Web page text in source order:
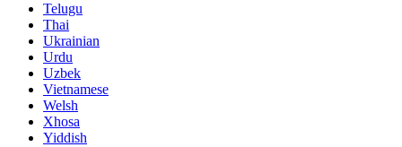
Telugu
Thai
Ukrainian
Urdu
Uzbek
Vietnamese
Welsh
Xhosa
Yiddish